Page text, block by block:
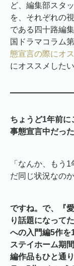
ど、編集部スタ
を、それぞれの
である四十路編
国ドラマコラム
態宣言の際にオ
にオススメした
ちょうど1年前に
事態宣言中だっ
「なんか、もう
だ同じ状況なの
ですね。で、『
り話題になって
への入門編5作を
ステイホーム期
編作品もひと通